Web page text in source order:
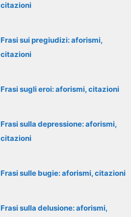
citazioni
Frasi sui pregiudizi: aforismi,
citazioni
Frasi sugli eroi: aforismi, citazioni
Frasi sulla depressione: aforismi,
citazioni
Frasi sulle bugie: aforismi, citazioni
Frasi sulla delusione: aforismi,